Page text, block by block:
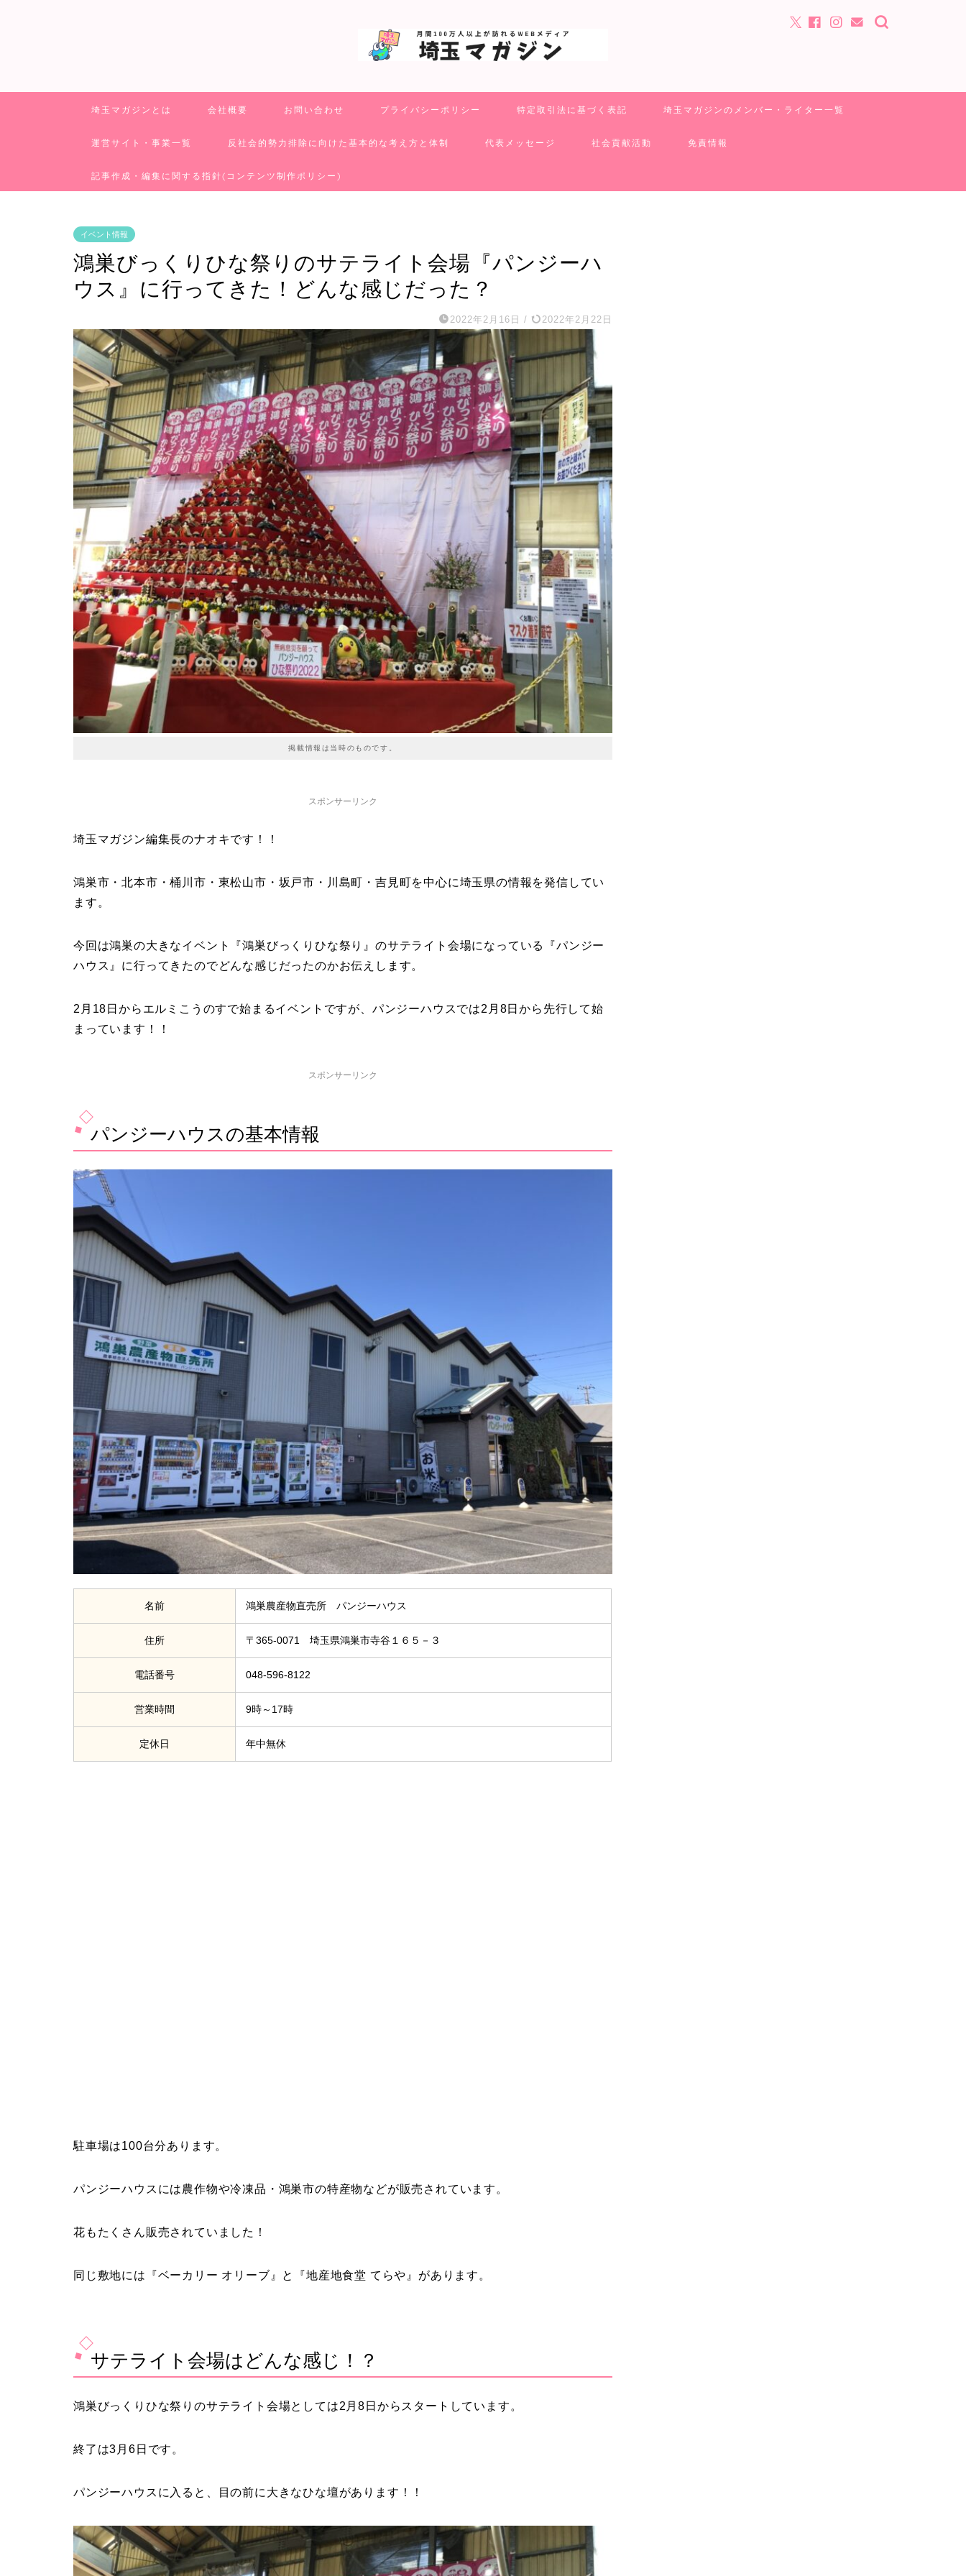
埼玉マガジンとは 会社概要 お問い合わせ プライバシーポリシー 特定取引法に基づく表記 埼玉マガジンのメンバー・ライター一覧
運営サイト・事業一覧 反社会的勢力排除に向けた基本的な考え方と体制 代表メッセージ 社会貢献活動 免責情報
記事作成・編集に関する指針(コンテンツ制作ポリシー)
イベント情報
鴻巣びっくりひな祭りのサテライト会場『パンジーハ
ウス』に行ってきた！どんな感じだった？
2022年2月16日 / 2022年2月22日
掲載情報は当時のものです。
スポンサーリンク
埼玉マガジン編集長のナオキです！！
鴻巣市・北本市・桶川市・東松山市・坂戸市・川島町・吉見町を中心に埼玉県の情報を発信してい
ます。
今回は鴻巣の大きなイベント『鴻巣びっくりひな祭り』のサテライト会場になっている『パンジー
ハウス』に行ってきたのでどんな感じだったのかお伝えします。
2月18日からエルミこうのすで始まるイベントですが、パンジーハウスでは2月8日から先行して始
まっています！！
スポンサーリンク
パンジーハウスの基本情報
名前 鴻巣農産物直売所 パンジーハウス
住所 〒365-0071 埼玉県鴻巣市寺谷１６５－３
電話番号 048-596-8122
営業時間 9時～17時
定休日 年中無休
駐車場は100台分あります。
パンジーハウスには農作物や冷凍品・鴻巣市の特産物などが販売されています。
花もたくさん販売されていました！
同じ敷地には『ベーカリー オリーブ』と『地産地食堂 てらや』があります。
サテライト会場はどんな感じ！？
鴻巣びっくりひな祭りのサテライト会場としては2月8日からスタートしています。
終了は3月6日です。
パンジーハウスに入ると、目の前に大きなひな壇があります！！